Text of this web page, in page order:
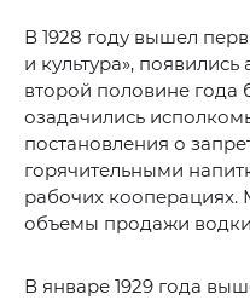
В 1928 году вышел
и культура»,
второй половине года
озадачились
постановления о
горячительными
рабочих кооперациях.
объемы продажи
В январе 1929 года